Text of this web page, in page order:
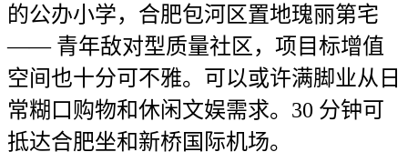
的公办小学，合肥包河区置地瑰丽第宅
—— 青年敌对型质量社区，项目标增值
空间也十分可不雅。可以或许满脚业从日
常糊口购物和休闲文娱需求。30 分钟可
抵达合肥坐和新桥国际机场。